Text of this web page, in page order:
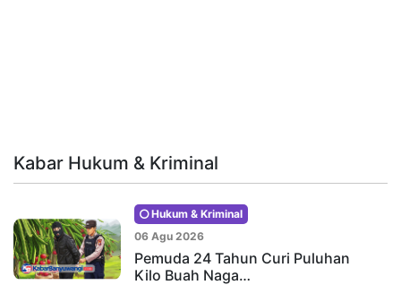
Kabar Hukum & Kriminal
Hukum & Kriminal
06 Agu 2026
Pemuda 24 Tahun Curi Puluhan
Kilo Buah Naga…